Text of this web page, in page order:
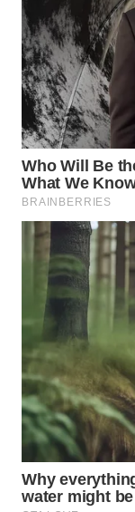
LABUANBAJO
WN
BORNEO
Wahana
Media
Group
WAHANA
NEWS
WAHANA
TANI
WAHANA
ADVOKAT
WAHANA
INFRASTRUKTUR
WAHANA
KONSUMEN